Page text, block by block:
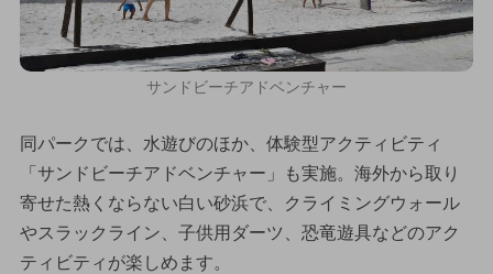
サンドビーチアドベンチャー
同パークでは、水遊びのほか、体験型アクティビティ
「サンドビーチアドベンチャー」も実施。海外から取り
寄せた熱くならない白い砂浜で、クライミングウォール
やスラックライン、子供用ダーツ、恐竜遊具などのアク
ティビティが楽しめます。